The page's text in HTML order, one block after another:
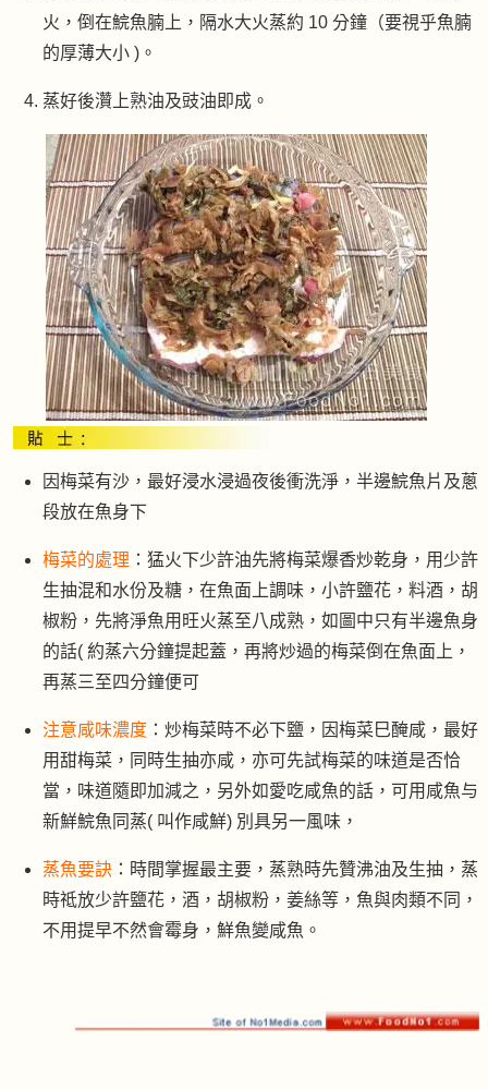
火，倒在鯇魚腩上，隔水大火蒸約 10 分鐘（要視乎魚腩
的厚薄大小 )。
蒸好後灒上熟油及豉油即成。
因梅菜有沙，最好浸水浸過夜後衝洗淨，半邊鯇魚片及蔥
段放在魚身下
梅菜的處理 ：猛火下少許油先將梅菜爆香炒乾身，用少許
生抽混和水份及糖，在魚面上調味，小許鹽花，料酒，胡
椒粉，先將淨魚用旺火蒸至八成熟，如圖中只有半邊魚身
的話( 約蒸六分鐘提起蓋，再將炒過的梅菜倒在魚面上，
再蒸三至四分鐘便可
注意咸味濃度 ：炒梅菜時不必下鹽，因梅菜巳醃咸，最好
用甜梅菜，同時生抽亦咸，亦可先試梅菜的味道是否恰
當，味道隨即加減之，另外如愛吃咸魚的話，可用咸魚与
新鮮鯇魚同蒸( 叫作咸鮮) 別具另一風味，
蒸魚要訣 ：時間掌握最主要，蒸熟時先贊沸油及生抽，蒸
時祗放少許鹽花，酒，胡椒粉，姜絲等，魚與肉類不同，
不用提早不然會霉身，鮮魚變咸魚。